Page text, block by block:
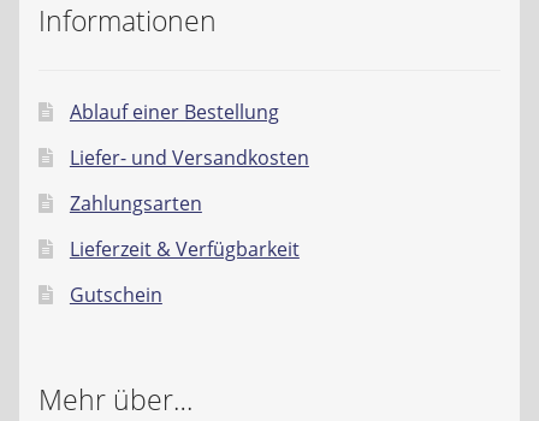
Informationen
Ablauf einer Bestellung
Liefer- und Versandkosten
Zahlungsarten
Lieferzeit & Verfügbarkeit
Gutschein
Mehr über…